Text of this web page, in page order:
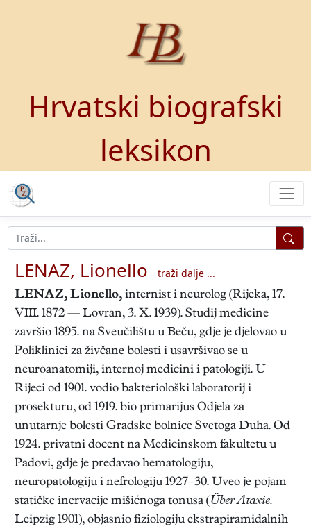
Hrvatski biografski
leksikon
LENAZ, Lionello
traži dalje ...
LENAZ, Lionello, internist i neurolog (Rijeka, 17.
VIII. 1872 — Lovran, 3. X. 1939). Studij medicine
završio 1895. na Sveučilištu u Beču, gdje je djelovao u
Poliklinici za živčane bolesti i usavršivao se u
neuroanatomiji, internoj medicini i patologiji. U
Rijeci od 1901. vodio bakteriološki laboratorij i
prosekturu, od 1919. bio primarijus Odjela za
unutarnje bolesti Gradske bolnice Svetoga Duha. Od
1924. privatni docent na Medicinskom fakultetu u
Padovi, gdje je predavao hematologiju,
neuropatologiju i nefrologiju 1927–30. Uveo je pojam
statičke inervacije mišićnoga tonusa (Über Ataxie.
Leipzig 1901), objasnio fiziologiju ekstrapiramidalnih